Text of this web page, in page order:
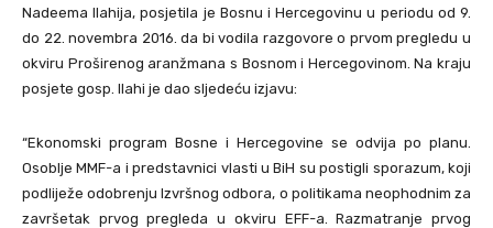
Nadeema Ilahija, posjetila je Bosnu i Hercegovinu u periodu od 9.
do 22. novembra 2016. da bi vodila razgovore o prvom pregledu u
okviru Proširenog aranžmana s Bosnom i Hercegovinom. Na kraju
posjete gosp. Ilahi je dao sljedeću izjavu:
“Ekonomski program Bosne i Hercegovine se odvija po planu.
Osoblje MMF-a i predstavnici vlasti u BiH su postigli sporazum, koji
podliježe odobrenju Izvršnog odbora, o politikama neophodnim za
završetak prvog pregleda u okviru EFF-a. Razmatranje prvog